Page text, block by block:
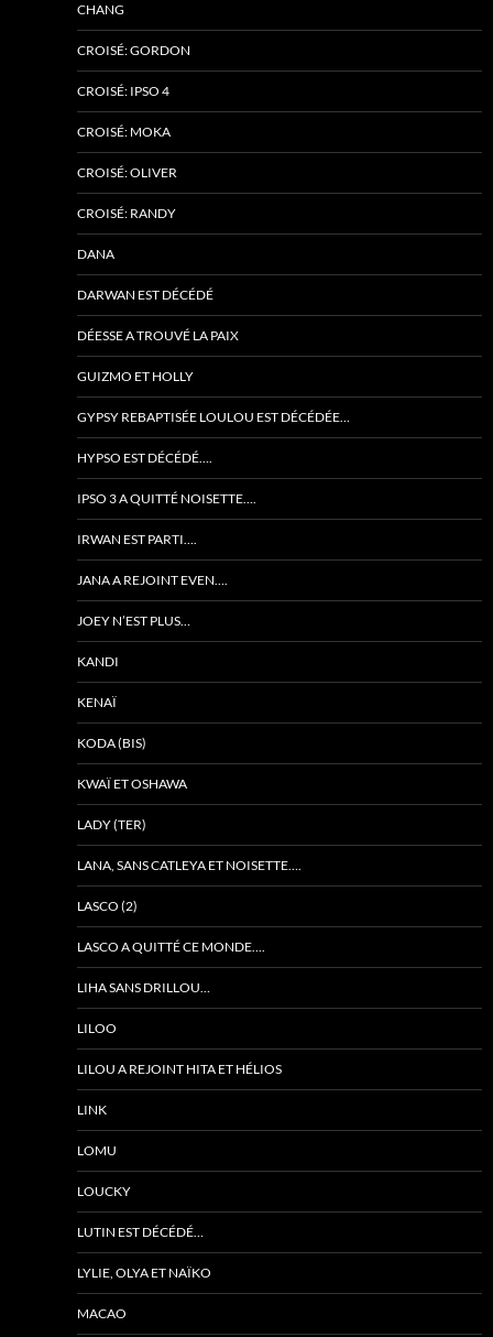
CHANG
CROISÉ: GORDON
CROISÉ: IPSO 4
CROISÉ: MOKA
CROISÉ: OLIVER
CROISÉ: RANDY
DANA
DARWAN EST DÉCÉDÉ
DÉESSE A TROUVÉ LA PAIX
GUIZMO ET HOLLY
GYPSY REBAPTISÉE LOULOU EST DÉCÉDÉE…
HYPSO EST DÉCÉDÉ….
IPSO 3 A QUITTÉ NOISETTE….
IRWAN EST PARTI….
JANA A REJOINT EVEN….
JOEY N’EST PLUS…
KANDI
KENAÏ
KODA (BIS)
KWAÏ ET OSHAWA
LADY (TER)
LANA, SANS CATLEYA ET NOISETTE….
LASCO (2)
LASCO A QUITTÉ CE MONDE….
LIHA SANS DRILLOU…
LILOO
LILOU A REJOINT HITA ET HÉLIOS
LINK
LOMU
LOUCKY
LUTIN EST DÉCÉDÉ…
LYLIE, OLYA ET NAÏKO
MACAO